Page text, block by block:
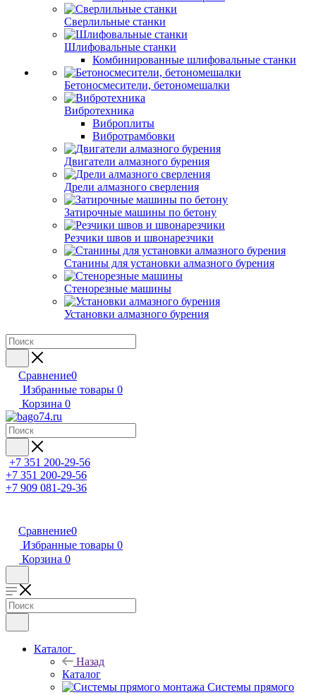
Сверлильные станки
Шлифовальные станки
Комбинированные шлифовальные станки
Бетоносмесители, бетономешалки
Вибротехника
Виброплиты
Вибротрамбовки
Двигатели алмазного бурения
Дрели алмазного сверления
Затирочные машины по бетону
Резчики швов и швонарезчики
Станины для установки алмазного бурения
Стенорезные машины
Установки алмазного бурения
Сравнение0
Избранные товары 0
Корзина 0
+7 351 200-29-56
+7 351 200-29-56
+7 909 081-29-36
Сравнение0
Избранные товары 0
Корзина 0
Каталог
Назад
Каталог
Системы прямого